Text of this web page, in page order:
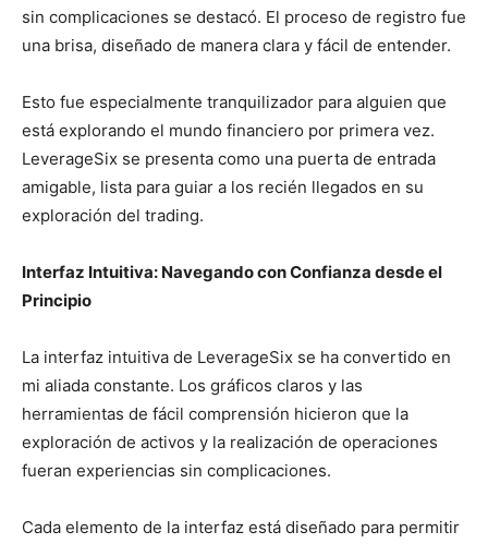
sin complicaciones se destacó. El proceso de registro fue
una brisa, diseñado de manera clara y fácil de entender.
Esto fue especialmente tranquilizador para alguien que
está explorando el mundo financiero por primera vez.
LeverageSix se presenta como una puerta de entrada
amigable, lista para guiar a los recién llegados en su
exploración del trading.
Interfaz Intuitiva: Navegando con Confianza desde el
Principio
La interfaz intuitiva de LeverageSix se ha convertido en
mi aliada constante. Los gráficos claros y las
herramientas de fácil comprensión hicieron que la
exploración de activos y la realización de operaciones
fueran experiencias sin complicaciones.
Cada elemento de la interfaz está diseñado para permitir